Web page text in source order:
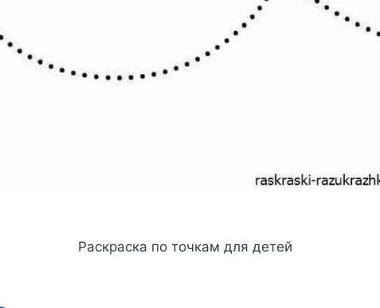
Раскраска по точкам для детей